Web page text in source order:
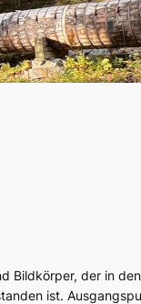
Bildkörper, der in
ist.